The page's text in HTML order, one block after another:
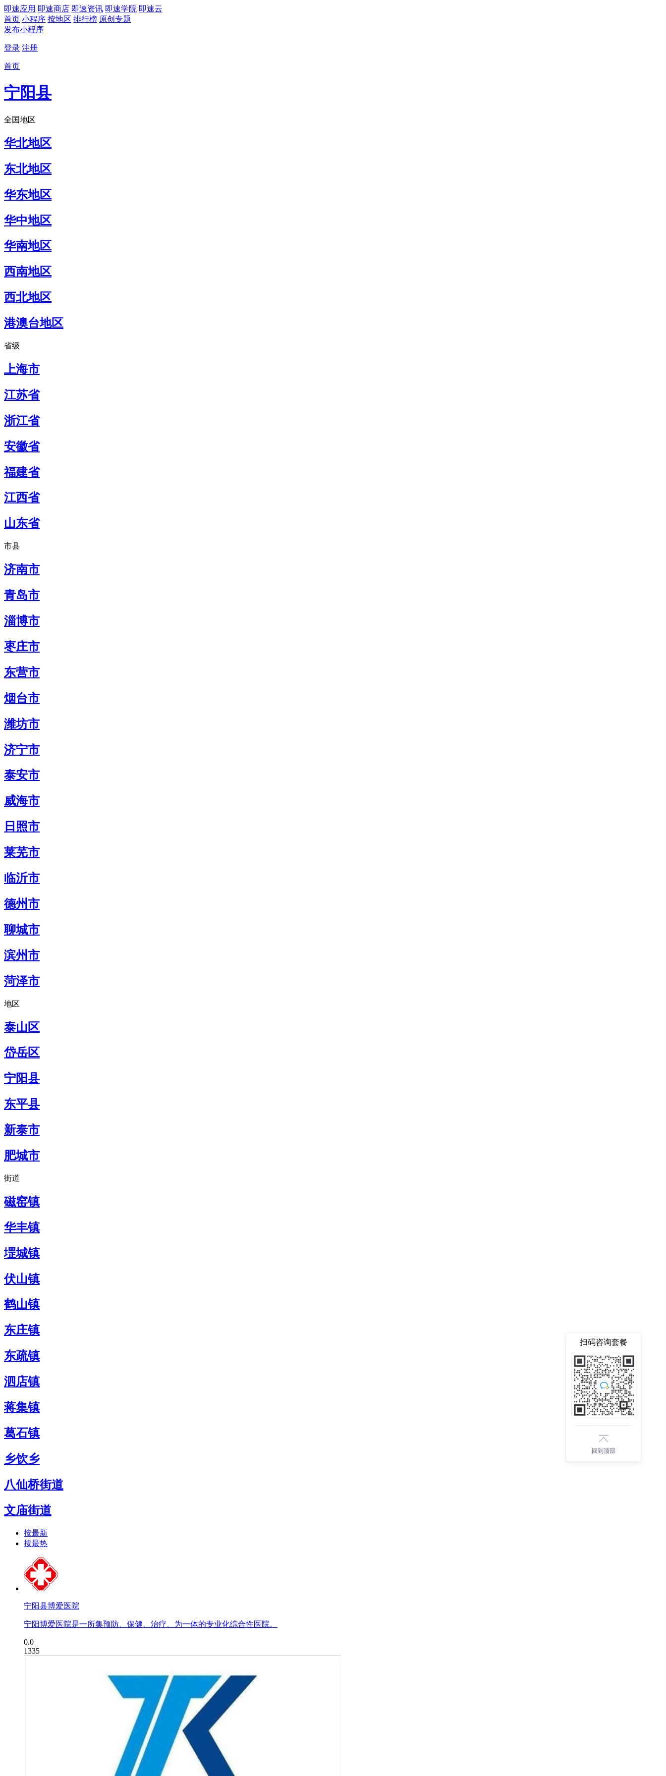
即速应用 即速商店 即速资讯 即速学院 即速云
首页 小程序 按地区 排行榜 原创专题
发布小程序
登录 注册
首页
宁阳县
全国地区
华北地区
东北地区
华东地区
华中地区
华南地区
西南地区
西北地区
港澳台地区
省级
上海市
江苏省
浙江省
安徽省
福建省
江西省
山东省
市县
济南市
青岛市
淄博市
枣庄市
东营市
烟台市
潍坊市
济宁市
泰安市
威海市
日照市
莱芜市
临沂市
德州市
聊城市
滨州市
菏泽市
地区
泰山区
岱岳区
宁阳县
东平县
新泰市
肥城市
街道
磁窑镇
华丰镇
堽城镇
伏山镇
鹤山镇
东庄镇
东疏镇
泗店镇
蒋集镇
葛石镇
乡饮乡
八仙桥街道
文庙街道
按最新
按最热
宁阳县博爱医院
宁阳博爱医院是一所集预防、保健、治疗、为一体的专业化综合性医院。
0.0
1335
扫码咨询套餐
回到顶部